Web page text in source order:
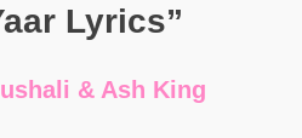
Lyrics”
& Ash King